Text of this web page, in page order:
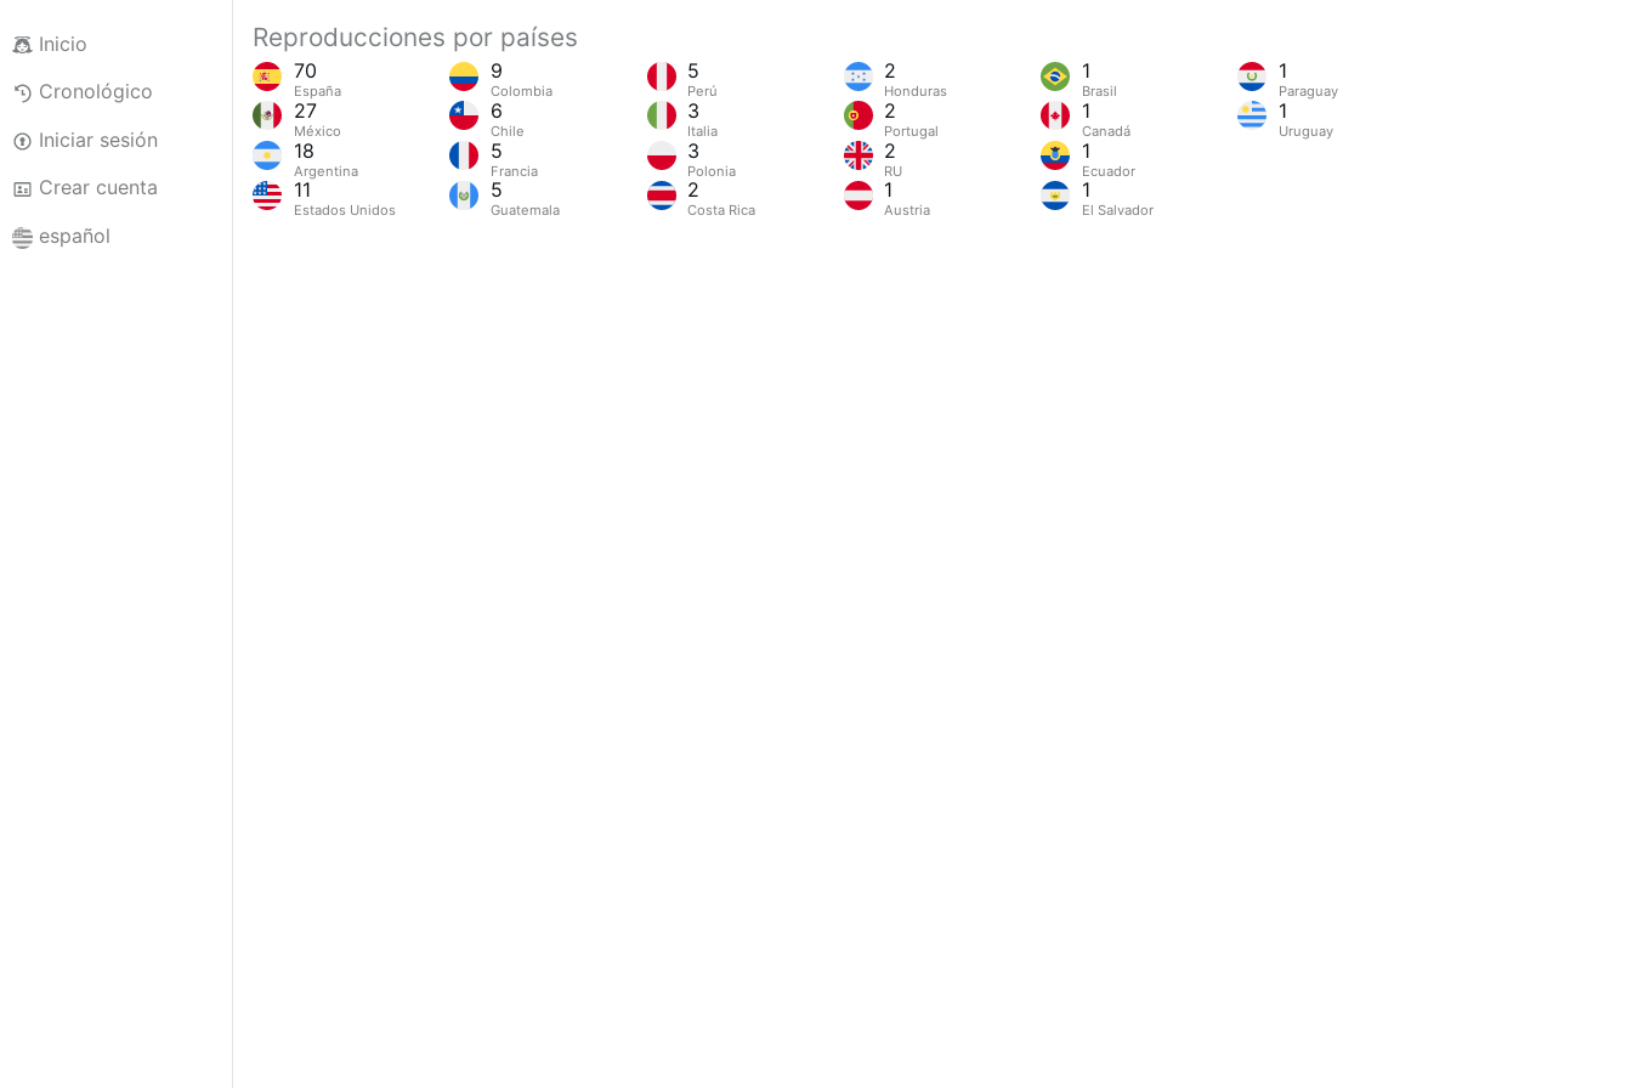
Inicio
Cronológico
Iniciar sesión
Crear cuenta
español
Reproducciones por países
70
España
27
México
18
Argentina
11
Estados Unidos
9
Colombia
6
Chile
5
Francia
5
Guatemala
5
Perú
3
Italia
3
Polonia
2
Costa Rica
2
Honduras
2
Portugal
2
RU
1
Austria
1
Brasil
1
Canadá
1
Ecuador
1
El Salvador
1
Paraguay
1
Uruguay